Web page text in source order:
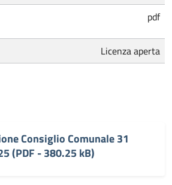
pdf
Licenza aperta
Consiglio Comunale 31
(PDF - 380.25 kB)